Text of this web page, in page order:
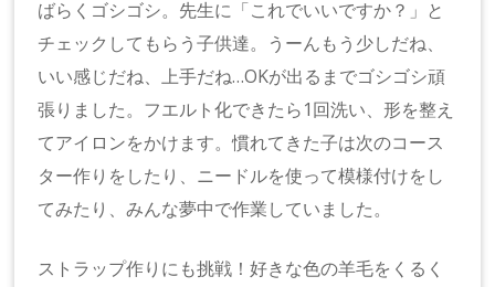
ばらくゴシゴシ。先生に「これでいいですか？」と
チェックしてもらう子供達。うーんもう少しだね、
いい感じだね、上手だね…OKが出るまでゴシゴシ頑
張りました。フエルト化できたら1回洗い、形を整え
てアイロンをかけます。慣れてきた子は次のコース
ター作りをしたり、ニードルを使って模様付けをし
てみたり、みんな夢中で作業していました。
ストラップ作りにも挑戦！好きな色の羊毛をくるく